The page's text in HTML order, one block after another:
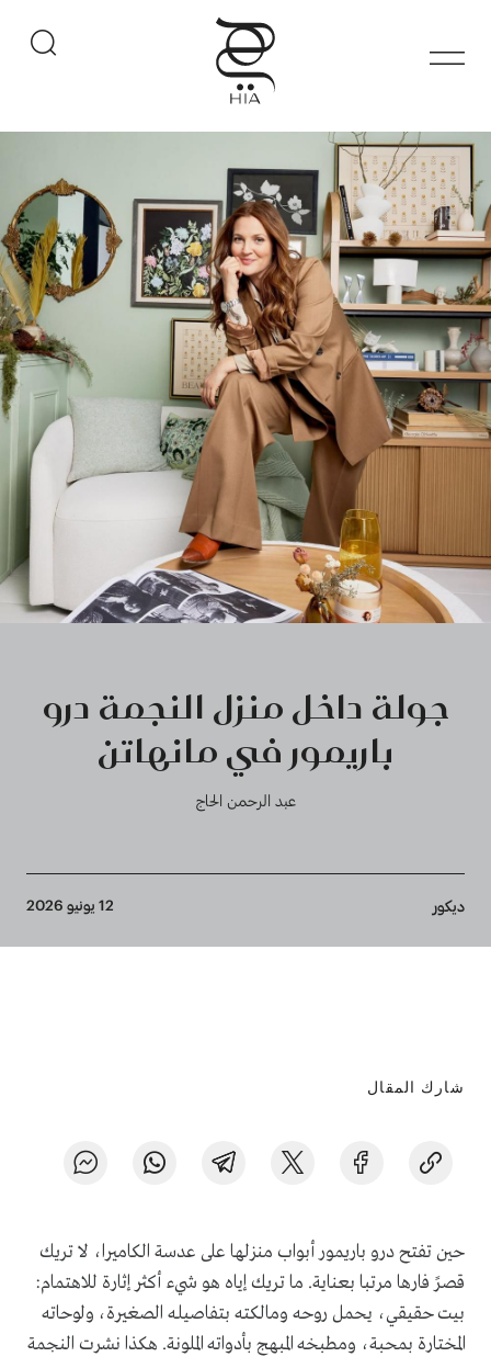
جولة داخل منزل النجمة درو
باريمور في مانهاتن
عبد الرحمن الحاج
Breadcrumb
ديكور 12 يونيو 2026
شارك المقال
حين تفتح درو باريمور أبواب منزلها على عدسة الكاميرا، لا تريك
قصرً فارها مرتبا بعناية. ما تريك إياه هو شيء أكثر إثارة للاهتمام:
بيت حقيقي، يحمل روحه ومالكته بتفاصيله الصغيرة، ولوحاته
المختارة بمحبة، ومطبخه المبهج بأدواته الملونة. هكذا نشرت النجمة